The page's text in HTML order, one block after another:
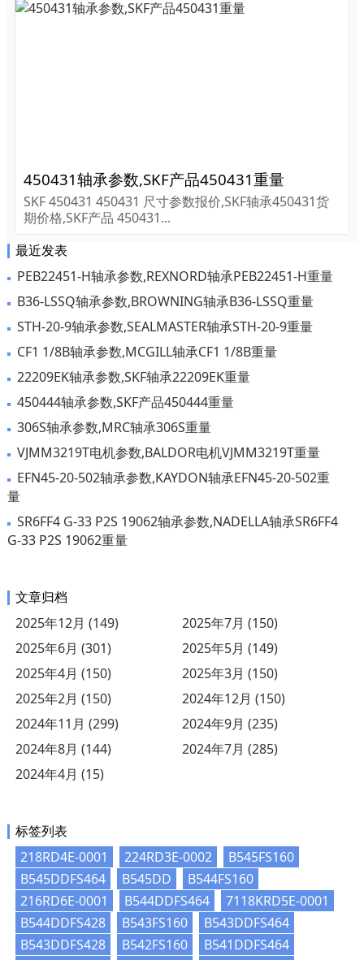
450431轴承参数,SKF产品450431重量
SKF 450431 450431 尺寸参数报价,SKF轴承450431货
期价格,SKF产品 450431...
最近发表
PEB22451-H轴承参数,REXNORD轴承PEB22451-H重量
B36-LSSQ轴承参数,BROWNING轴承B36-LSSQ重量
STH-20-9轴承参数,SEALMASTER轴承STH-20-9重量
CF1 1/8B轴承参数,MCGILL轴承CF1 1/8B重量
22209EK轴承参数,SKF轴承22209EK重量
450444轴承参数,SKF产品450444重量
306S轴承参数,MRC轴承306S重量
VJMM3219T电机参数,BALDOR电机VJMM3219T重量
EFN45-20-502轴承参数,KAYDON轴承EFN45-20-502重
量
SR6FF4 G-33 P2S 19062轴承参数,NADELLA轴承SR6FF4
G-33 P2S 19062重量
文章归档
2025年12月 (149)
2025年7月 (150)
2025年6月 (301)
2025年5月 (149)
2025年4月 (150)
2025年3月 (150)
2025年2月 (150)
2024年12月 (150)
2024年11月 (299)
2024年9月 (235)
2024年8月 (144)
2024年7月 (285)
2024年4月 (15)
标签列表
218RD4E-0001
224RD3E-0002
B545FS160
B545DDFS464
B545DD
B544FS160
216RD6E-0001
B544DDFS464
7118KRD5E-0001
B544DDFS428
B543FS160
B543DDFS464
B543DDFS428
B542FS160
B541DDFS464